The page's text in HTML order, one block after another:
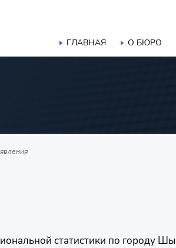
ГЛАВНАЯ О БЮРО
статистики по городу